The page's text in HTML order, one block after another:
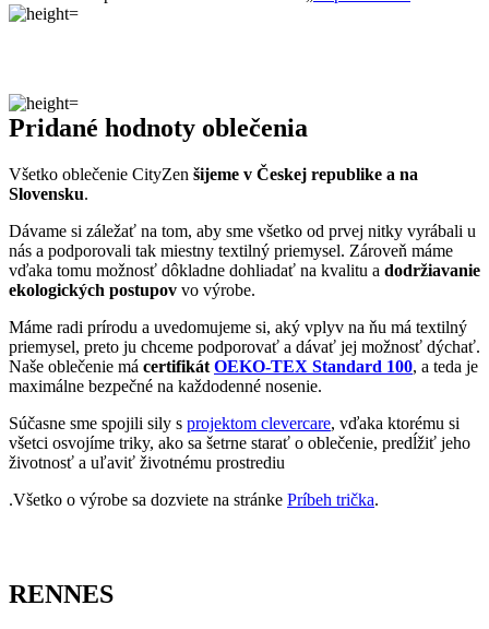
Pridané hodnoty oblečenia
Všetko oblečenie CityZen šijeme v Českej republike a na
Slovensku.
Dávame si záležať na tom, aby sme všetko od prvej nitky vyrábali u
nás a podporovali tak miestny textilný priemysel. Zároveň máme
vďaka tomu možnosť dôkladne dohliadať na kvalitu a dodržiavanie
ekologických postupov vo výrobe.
Máme radi prírodu a uvedomujeme si, aký vplyv na ňu má textilný
priemysel, preto ju chceme podporovať a dávať jej možnosť dýchať.
Naše oblečenie má certifikát OEKO-TEX Standard 100, a teda je
maximálne bezpečné na každodenné nosenie.
Súčasne sme spojili sily s projektom clevercare, vďaka ktorému si
všetci osvojíme triky, ako sa šetrne starať o oblečenie, predĺžiť jeho
životnosť a uľaviť životnému prostrediu
.Všetko o výrobe sa dozviete na stránke Príbeh trička.
RENNES